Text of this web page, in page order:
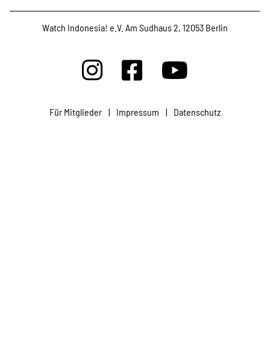
Publikationen
Projekte
Watch Indonesia! e.V. Am Sudhaus 2, 12053 Berlin
Für Mitglieder | Impressum | Datenschutz